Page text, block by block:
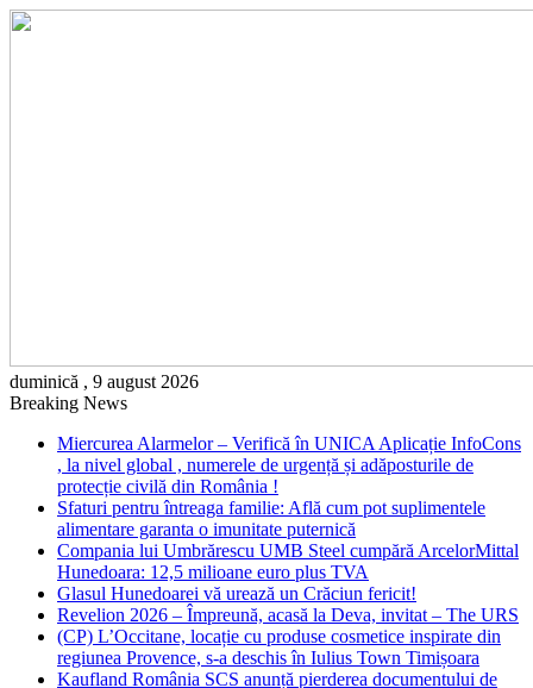
duminică , 9 august 2026
Breaking News
Miercurea Alarmelor – Verifică în UNICA Aplicație InfoCons
, la nivel global , numerele de urgență și adăposturile de
protecție civilă din România !
Sfaturi pentru întreaga familie: Află cum pot suplimentele
alimentare garanta o imunitate puternică
Compania lui Umbrărescu UMB Steel cumpără ArcelorMittal
Hunedoara: 12,5 milioane euro plus TVA
Glasul Hunedoarei vă urează un Crăciun fericit!
Revelion 2026 – Împreună, acasă la Deva, invitat – The URS
(CP) L’Occitane, locație cu produse cosmetice inspirate din
regiunea Provence, s-a deschis în Iulius Town Timișoara
Kaufland România SCS anunță pierderea documentului de